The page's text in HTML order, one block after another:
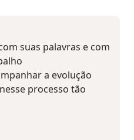
suas palavras e com
a evolução
processo tão